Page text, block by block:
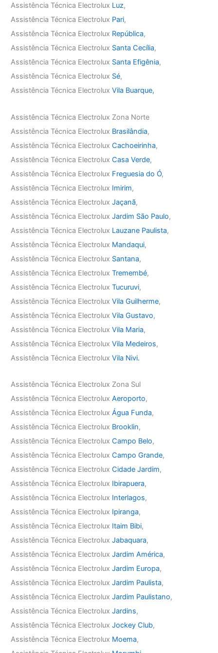
Assistência Técnica Electrolux Luz,
Assistência Técnica Electrolux Pari,
Assistência Técnica Electrolux República,
Assistência Técnica Electrolux Santa Cecília,
Assistência Técnica Electrolux Santa Efigênia,
Assistência Técnica Electrolux Sé,
Assistência Técnica ElectroluxVila Buarque,
Assistência Técnica Electrolux Zona Norte
Assistência Técnica Electrolux Brasilândia,
Assistência Técnica ElectroluxCachoeirinha,
Assistência Técnica ElectroluxCasa Verde,
Assistência Técnica Electrolux Freguesia do Ó,
Assistência Técnica Electrolux Imirim,
Assistência Técnica ElectroluxJaçanã,
Assistência Técnica ElectroluxJardim São Paulo,
Assistência Técnica Electrolux Lauzane Paulista,
Assistência Técnica Electrolux Mandaqui,
Assistência Técnica Electrolux Santana,
Assistência Técnica ElectroluxTremembé,
Assistência Técnica ElectroluxTucuruvi,
Assistência Técnica ElectroluxVila Guilherme,
Assistência Técnica ElectroluxVila Gustavo,
Assistência Técnica ElectroluxVila Maria,
Assistência Técnica ElectroluxVila Medeiros,
Assistência Técnica ElectroluxVila Nivi.
Assistência Técnica Electrolux Zona Sul
Assistência Técnica ElectroluxAeroporto,
Assistência Técnica ElectroluxÁgua Funda,
Assistência Técnica Electrolux Brooklin,
Assistência Técnica ElectroluxCampo Belo,
Assistência Técnica ElectroluxCampo Grande,
Assistência Técnica ElectroluxCidade Jardim,
Assistência Técnica Electrolux Ibirapuera,
Assistência Técnica Electrolux Interlagos,
Assistência Técnica Electrolux Ipiranga,
Assistência Técnica Electrolux Itaim Bibi,
Assistência Técnica ElectroluxJabaquara,
Assistência Técnica ElectroluxJardim América,
Assistência Técnica ElectroluxJardim Europa,
Assistência Técnica ElectroluxJardim Paulista,
Assistência Técnica ElectroluxJardim Paulistano,
Assistência Técnica ElectroluxJardins,
Assistência Técnica ElectroluxJockey Club,
Assistência Técnica Electrolux Moema,